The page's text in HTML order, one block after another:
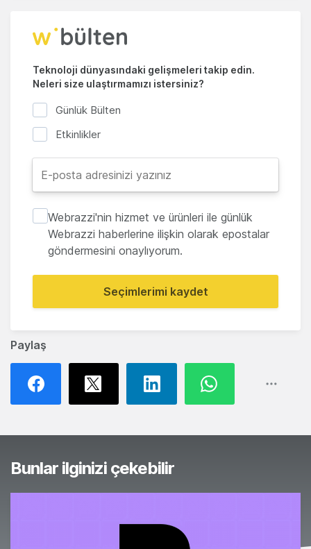
Paylaş
Teknoloji dünyasındaki gelişmeleri takip edin.
Neleri size ulaştırmamızı istersiniz?
Günlük Bülten
Etkinlikler
Webrazzi'nin hizmet ve ürünleri ile günlük
Webrazzi haberlerine ilişkin olarak epostalar
göndermesini onaylıyorum.
Seçimlerimi kaydet
Bunlar ilginizi çekebilir